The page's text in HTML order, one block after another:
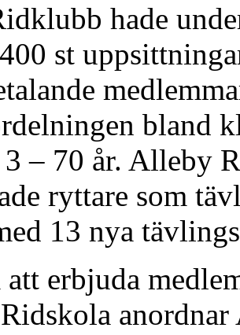
hade
st
bland
– 70 år. Alleby
ryttare som
13 nya
erbjuda